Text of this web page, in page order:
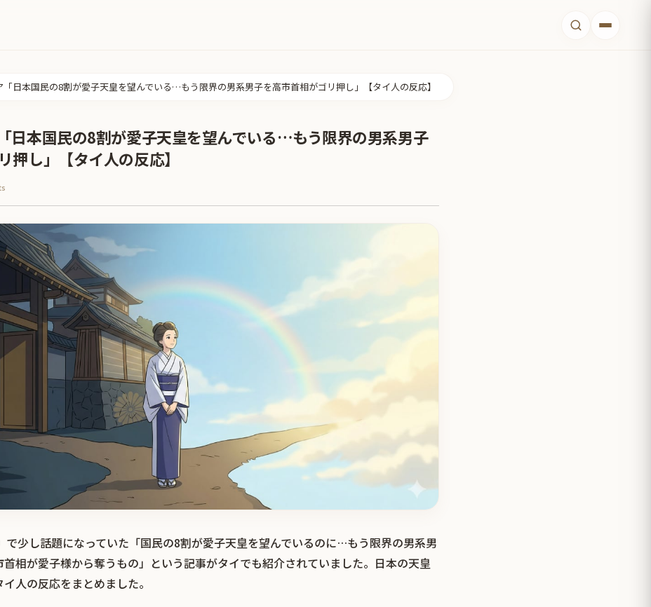
「日本国民の8割が愛子天皇を望んでいる…もう限界の男系男子を高市首相がゴリ押し」【タイ人の反応】
日本国民の8割が愛子天皇を望んでいる…もう限界の男系男子
押し」【タイ人の反応】
少し話題になっていた「国民の8割が愛子天皇を望んでいるのに…もう限界の男系男
相が愛子様から奪うもの」という記事がタイでも紹介されていました。日本の天皇
人の反応をまとめました。